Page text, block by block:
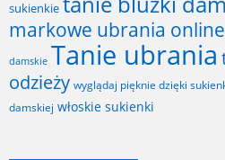
sukienkie
markowe ubrania online
damskie Tanie ubrania
odzieży wyglądaj pięknie dzięki
damskiej włoskie sukienki